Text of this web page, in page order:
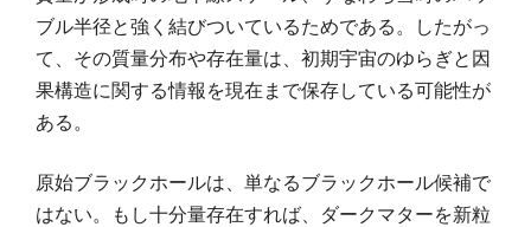
ブル半径と強く結びついているためである。したがっ
て、その質量分布や存在量は、初期宇宙のゆらぎと因
果構造に関する情報を現在まで保存している可能性が
ある。
原始ブラックホールは、単なるブラックホール候補で
はない。もし十分量存在すれば、ダークマターを新粒